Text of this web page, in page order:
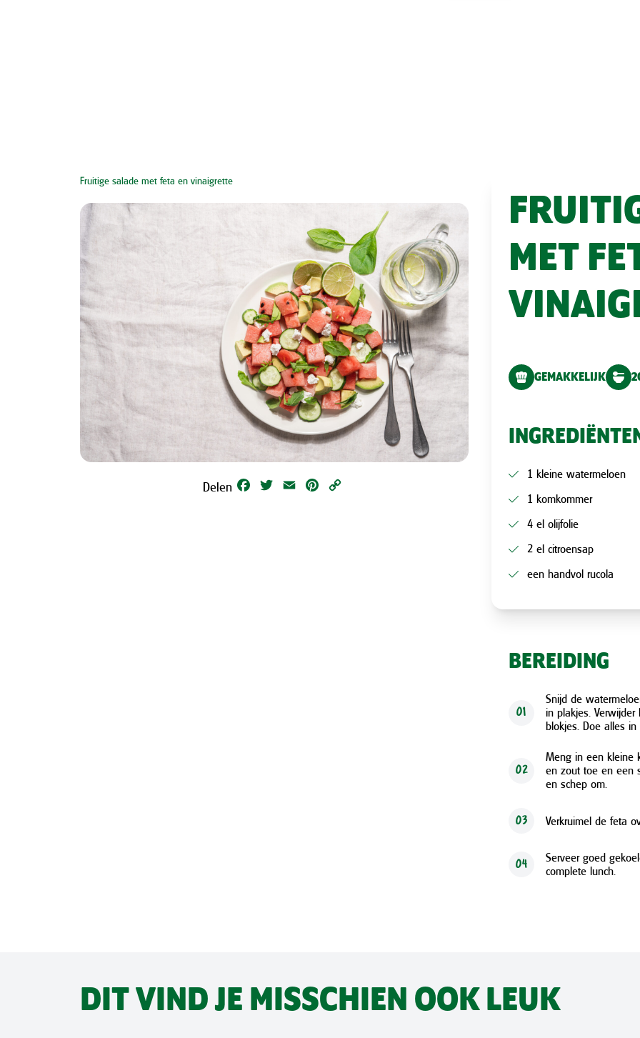
Fruitige salade met feta en vinaigrette
Delen Facebook
Twitter Email Pinterest
MET
GEMAKKELIJK
1 kleine watermeloen
1 komkommer
4 el olijfolie
2 el citroensap
een handvol rucola
BEREIDING
01
Snijd de
in plakjes.
blokjes. Doe alles
02
Meng in een kleine
en zout toe en een
en schep om.
03 Verkruimel de feta
04
Serveer goed
complete lunch.
DIT VIND JE MISSCHIEN OOK LEUK